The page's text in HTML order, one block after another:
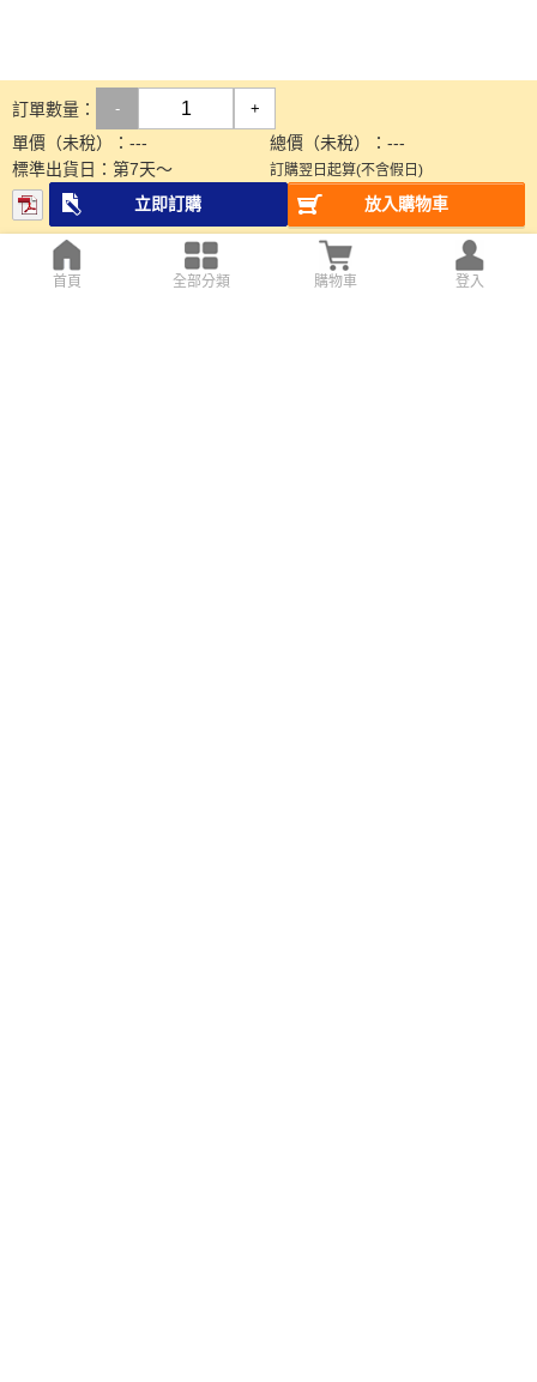
訂單數量： - +
單價（未稅）： --- 總價（未稅）： ---
標準出貨日： 第7天～ 訂購翌日起算(不含假日)
立即訂購 放入購物車
首頁 全部分類 購物車 登入